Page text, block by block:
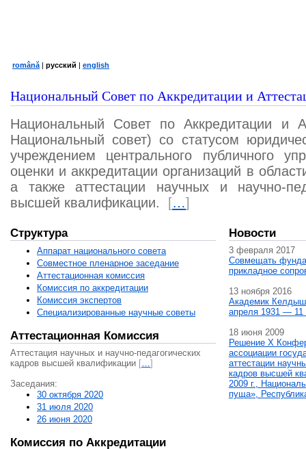
română | русский | english
Национальный Совет по Аккредитации и
Национальный Совет по Аккредитации и
Национальный совет) со статусом
учреждением центрального публичного
оценки и аккредитации организаций в
а также аттестации научных и научно-
высшей квалификации.
[…]
Структура
Аппарат национального совета
Совместное пленарное заседание
Аттестационная комисcия
Комиссия по аккредитации
Комиссия экспертов
Специализированные научные советы
Аттестационная Комиссия
Аттестация научных и научно-педагогических
кадров высшей квалификации […]
Заседания:
30 октября 2020
31 июля 2020
26 июня 2020
Комиссия по Аккредитации
Новости
3 февраля 2017
Совмещать
прикладное
13 ноября 2016
Академик
апреля 1931 — 11
18 июня 2009
Решение X
ассоциации
аттестации
кадров высшей
2009 г.,
пуща»,